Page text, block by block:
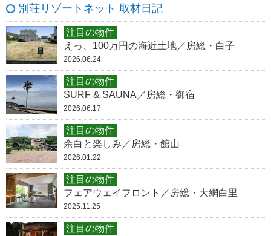
別荘リゾートネット 取材日記
注目の物件
えっ、100万円の海近土地／房総・白子
2026.06.24
注目の物件
SURF & SAUNA／房総・御宿
2026.06.17
注目の物件
余白と楽しみ／房総・館山
2026.01.22
注目の物件
フェアウェイフロント／房総・大網白里
2025.11.25
注目の物件